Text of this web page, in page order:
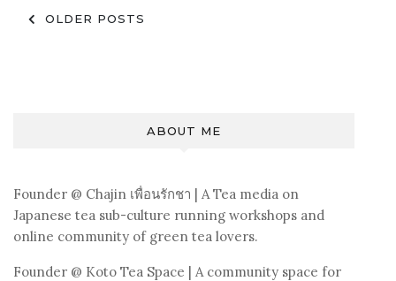
Type
Tea
Posts
OLDER POSTS
ABOUT ME
Founder @ Chajin เพื่อนรักชา | A Tea media on
Japanese tea sub-culture running workshops and
online community of green tea lovers.
Founder @ Koto Tea Space | A community space for